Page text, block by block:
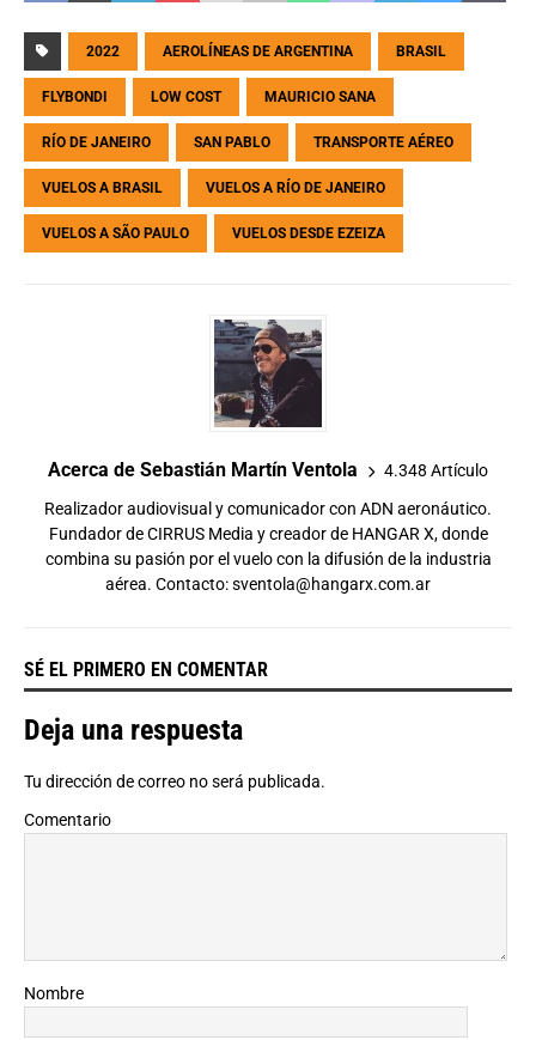
2022 AEROLÍNEAS DE ARGENTINA BRASIL
FLYBONDI LOW COST MAURICIO SANA
RÍO DE JANEIRO SAN PABLO TRANSPORTE AÉREO
VUELOS A BRASIL VUELOS A RÍO DE JANEIRO
VUELOS A SÃO PAULO VUELOS DESDE EZEIZA
Acerca de Sebastián Martín Ventola 4.348 Artículo
Realizador audiovisual y comunicador con ADN aeronáutico.
Fundador de CIRRUS Media y creador de HANGAR X, donde
combina su pasión por el vuelo con la difusión de la industria
aérea. Contacto:sventola@hangarx.com.ar
SÉ EL PRIMERO EN COMENTAR
Deja una respuesta
Tu dirección de correo no será publicada.
Comentario
Nombre